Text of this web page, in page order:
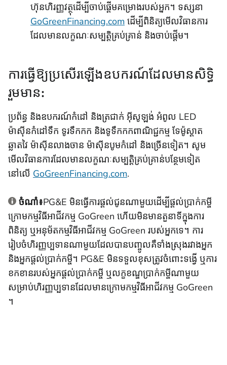
ហ៊ុនហិរញ្ញវត្ថុដើម្បីចាប់ផ្តើមគម្រោងរបស់អ្នក។ ទស្សនា
GoGreenFinancing.com ដើម្បីពិនិត្យមើលវិធានការ
ដែលមានលក្ខណៈសម្បត្តិគ្រប់គ្រាន់ និងចាប់ផ្តើម។
ការធ្វើឱ្យប្រសើរឡើងឧបករណ៍ដែលមានសិទ្ធិ
រួមមាន:
ប្រព័ន្ធ និងឧបករណ៍កំដៅ និងត្រជាក់ អ៊ីសូឡង់ អំពូល LED
ម៉ាស៊ីនកំដៅទឹក ទូរទឹកកក និងទូទឹកកកពាណិជ្ជកម្ម ទែម៉ូស្តាត
ឆ្លាតវៃ ម៉ាស៊ីនលាងចាន ម៉ាស៊ីនបូមកំដៅ និងច្រើនទៀត។ សូម
មើលវិធានការដែលមានលក្ខណៈសម្បត្តិគ្រប់គ្រាន់បន្ថែមទៀត
នៅលើ GoGreenFinancing.com.
ចំណាំ៖PG&E មិនធ្វើការផ្តល់ជូនណាមួយដើម្បីផ្តល់ប្រាក់កម្ចី
ក្រោមកម្មវិធីអាជីវកម្ម GoGreen ហើយមិនមានតួនាទីក្នុងការ
ពិនិត្យ ឬអនុម័តកម្មវិធីអាជីវកម្ម GoGreen របស់អ្នកទេ។ ការ
រៀបចំហិរញ្ញប្បទានណាមួយដែលបានបញ្ចូលគឺទាំងស្រុងរវាងអ្នក
និងអ្នកផ្តល់ប្រាក់កម្ចី។ PG&E មិនទទួលខុសត្រូវចំពោះទង្វើ ឬការ
ខកខានរបស់អ្នកផ្តល់ប្រាក់កម្ចី ឬលក្ខខណ្ឌប្រាក់កម្ចីណាមួយ
សម្រាប់ហិរញ្ញប្បទានដែលមានក្រោមកម្មវិធីអាជីវកម្ម GoGreen
។